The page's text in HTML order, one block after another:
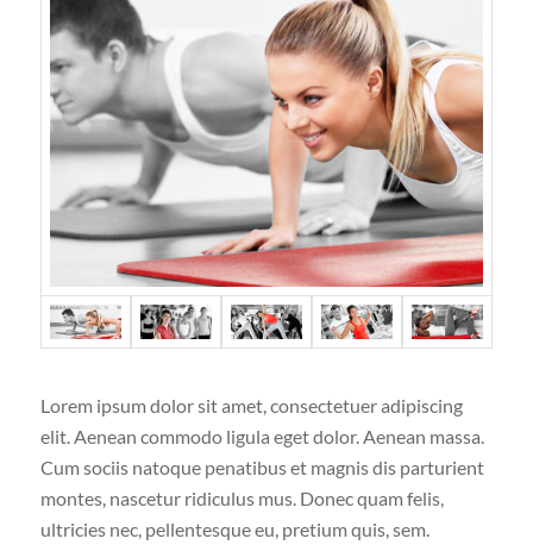
Lorem ipsum dolor sit amet, consectetuer adipiscing
elit. Aenean commodo ligula eget dolor. Aenean massa.
Cum sociis natoque penatibus et magnis dis parturient
montes, nascetur ridiculus mus. Donec quam felis,
ultricies nec, pellentesque eu, pretium quis, sem.